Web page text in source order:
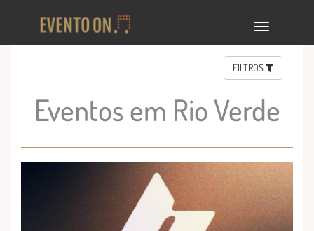
TOGGLE
FILTROS
Eventos em Rio Verde